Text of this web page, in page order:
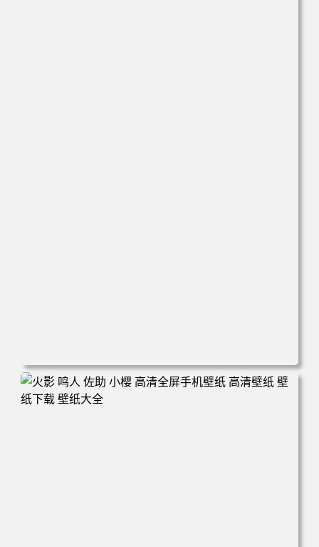
电脑壁纸 动漫情侣 名侦探柯南 新一小兰 柯兰 甜蜜互动 角
色壁纸 手机壁纸 高清壁纸 壁纸下载 壁纸大全